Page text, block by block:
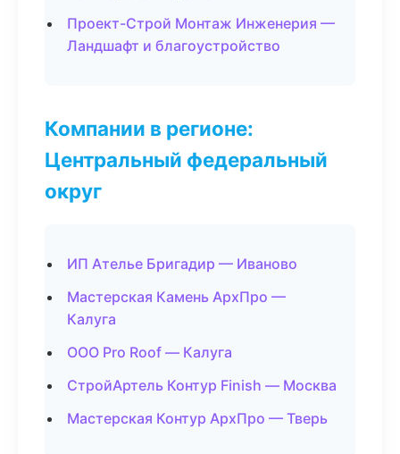
Проект-Строй Монтаж Инженерия —
Ландшафт и благоустройство
Компании в регионе:
Центральный федеральный
округ
ИП Ателье Бригадир — Иваново
Мастерская Камень АрхПро —
Калуга
ООО Pro Roof — Калуга
СтройАртель Контур Finish — Москва
Мастерская Контур АрхПро — Тверь